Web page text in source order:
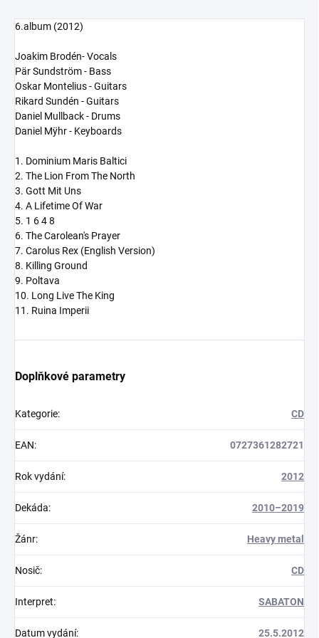
6.album (2012)
Joakim Brodén- Vocals
Pär Sundström - Bass
Oskar Montelius - Guitars
Rikard Sundén - Guitars
Daniel Mullback - Drums
Daniel Mÿhr - Keyboards
1. Dominium Maris Baltici
2. The Lion From The North
3. Gott Mit Uns
4. A Lifetime Of War
5. 1 6 4 8
6. The Carolean's Prayer
7. Carolus Rex (English Version)
8. Killing Ground
9. Poltava
10. Long Live The King
11. Ruina Imperii
Doplňkové parametry
Kategorie: CD
EAN: 0727361282721
Rok vydání: 2012
Dekáda: 2010–2019
Žánr: Heavy metal
Nosič: CD
Interpret: SABATON
Datum vydání: 25.5.2012